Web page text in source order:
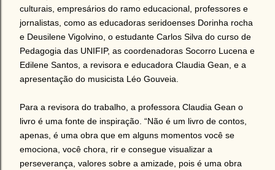
culturais, empresários do ramo educacional, professores e
jornalistas, como as educadoras seridoenses Dorinha rocha
e Deusilene Vigolvino, o estudante Carlos Silva do curso de
Pedagogia das UNIFIP, as coordenadoras Socorro Lucena e
Edilene Santos, a revisora e educadora Claudia Gean, e a
apresentação do musicista Léo Gouveia.
Para a revisora do trabalho, a professora Claudia Gean o
livro é uma fonte de inspiração. “Não é um livro de contos,
apenas, é uma obra que em alguns momentos você se
emociona, você chora, rir e consegue visualizar a
perseverança, valores sobre a amizade, pois é uma obra